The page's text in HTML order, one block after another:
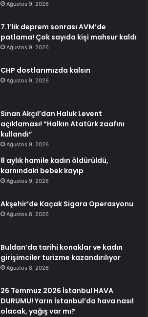
Ağustos 9, 2026
7.1’lik deprem sonrası AVM’de
patlama! Çok sayıda kişi mahsur kaldı
Ağustos 9, 2026
CHP dostlarımızda kalsın
Ağustos 9, 2026
Sinan Akçıl’dan Haluk Levent
açıklaması! “Halkın Atatürk zaafını
kullandı”
Ağustos 9, 2026
8 aylık hamile kadın öldürüldü,
karnındaki bebek kayıp
Ağustos 9, 2026
Akşehir’de Kaçak Sigara Operasyonu
Ağustos 8, 2026
Buldan’da tarihi konaklar ve kadın
girişimciler turizme kazandırılıyor
Ağustos 8, 2026
26 Temmuz 2026 İstanbul HAVA
DURUMU! Yarın İstanbul’da hava nasıl
olacak, yağış var mı?